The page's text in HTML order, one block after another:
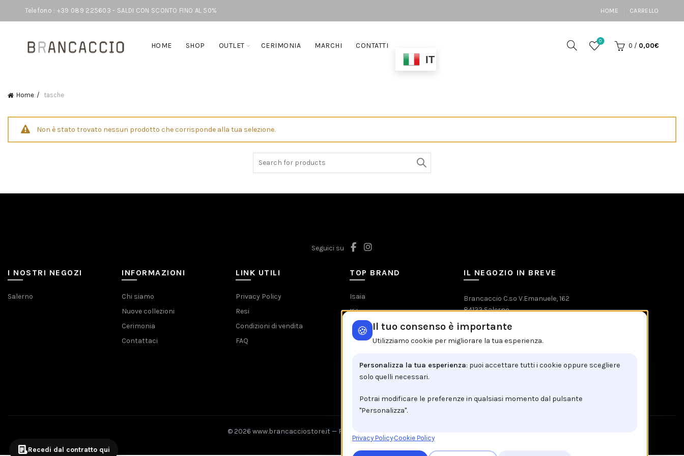
Telefono : +39 089 225603 - SALDI CON SCONTO FINO AL 50% HOME CARRELLO
HOME SHOP OUTLET CERIMONIA MARCHI CONTATTI
IT
0
0 / 0,00€
Home tasche
Non è stato trovato nessun prodotto che corrisponde alla tua selezione.
Seguici su
I NOSTRI NEGOZI
Salerno
INFORMAZIONI
Chi siamo
Nuove collezioni
Cerimonia
Contattaci
LINK UTILI
Privacy Policy
Resi
Condizioni di vendita
FAQ
TOP BRAND
Isaia
Kiton
Barba
Etro
Tombolini
IL NEGOZIO IN BREVE
Brancaccio C.so V.Emanuele, 162
84122 Salerno
Tel: +39 089 225603
Email: info@brancaccio1911.it
P.I. 00192920650
© 2026 www.brancacciostore.it — Fix Agency
Recedi dal contratto qui
🍪 Il tuo consenso è importante
Utilizziamo cookie per migliorare la tua esperienza.
Personalizza la tua esperienza: puoi accettare tutti i cookie oppure scegliere
solo quelli necessari.
Potrai modificare le preferenze in qualsiasi momento dal pulsante
"Personalizza".
Privacy Policy·Cookie Policy